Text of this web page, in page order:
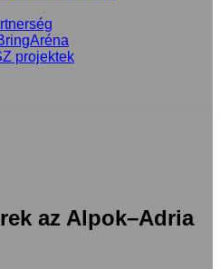
projektek
az Alpok–Adria